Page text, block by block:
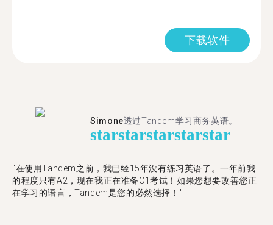
下载软件
Simone透过Tandem学习商务英语。
starstarstarstarstar
"在使用Tandem之前，我已经15年没有练习英语了。一年前我
的程度只有A2，现在我正在准备C1考试！如果您想要改善您正
在学习的语言，Tandem是您的必然选择！"